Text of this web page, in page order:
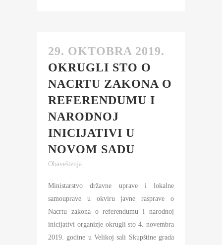
29. OKTOBRA 2019.
OKRUGLI STO O
NACRTU ZAKONA O
REFERENDUMU I
NARODNOJ
INICIJATIVI U
NOVOM SADU
Obaveštenja
Ministarstvo državne uprave i lokalne
samouprave u okviru javne rasprave o
Nacrtu zakona o referendumu i narodnoj
inicijativi organizje okrugli sto 4. novembra
2019. godine u Velikoj sali Skupštine grada